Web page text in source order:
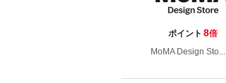
ポイント 8倍
MoMA Design Sto...